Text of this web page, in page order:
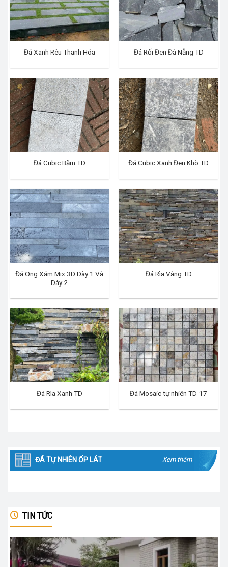
Đá Xanh Rêu Thanh Hóa Đá Rối Đen Đà Nẵng TD
Đá Cubic Băm TD Đá Cubic Xanh Đen Khò TD
Đá Ong Xám Mix 3D Dày 1 Và
Dày 2
Đá Rìa Vàng TD
Đá Rìa Xanh TD Đá Mosaic tự nhiên TD-17
ĐÁ TỰ NHIÊN ỐP LÁT Xem thêm
TIN TỨC